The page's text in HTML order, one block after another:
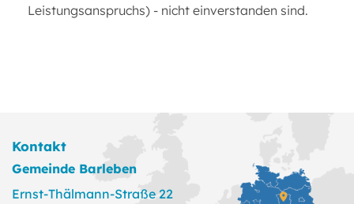
Leistungsanspruchs) - nicht einverstanden sind.
Kontakt
Gemeinde Barleben
Ernst-Thälmann-Straße 22